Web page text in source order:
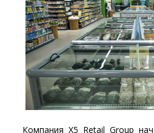
Компания Х5 Retail Group